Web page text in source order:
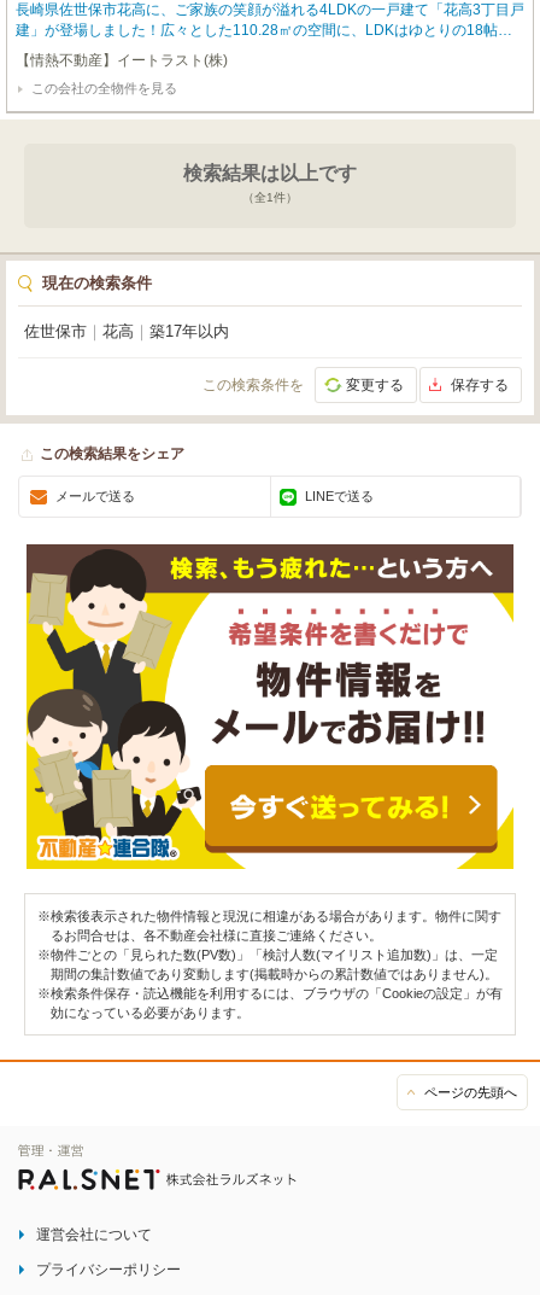
長崎県佐世保市花高に、ご家族の笑顔が溢れる4LDKの一戸建て「花高3丁目戸
建」が登場しました！広々とした110.28㎡の空間に、LDKはゆとりの18帖。
南向きで日当たりも良好、明るいリビングで毎日を気持ち良くお過ごしいただ
けます。西肥バス「二本松住宅下」停まで徒歩5分と、毎日の通勤・通学にも
便利です。高台に位置する閑静な住宅街で、認定こども園や小学校、公園、コ
ンビニも近く、子育て世代にも嬉しい住環境が魅力ですね。家計に優しいオー
や食器洗乾燥機、浄水器が備わり、お料理の時間がもっと楽しくなりますよ。
ウォークインクローゼットやシューズインクローゼットなど、収納もたっぷ
現在「空き」ですので、いつでもご内覧いただけます。ぜひ一度、現地でこの
快適な暮らしを体感してみませんか？
【情熱不動産】イートラスト(株)
この会社の全物件を見る
検索結果は以上です
（全1件）
現在の検索条件
佐世保市 花高 築17年以内
この検索条件を 変更する 保存する
この検索結果をシェア
メールで送る LINEで送る
※検索後表示された物件情報と現況に相違がある場合があります。物件に関す
るお問合せは、各不動産会社様に直接ご連絡ください。
※物件ごとの「見られた数(PV数)」「検討人数(マイリスト追加数)」は、一定
期間の集計数値であり変動します(掲載時からの累計数値ではありません)。
※検索条件保存・読込機能を利用するには、ブラウザの「Cookieの設定」が有
効になっている必要があります。
ページの先頭へ
運営会社について
プライバシーポリシー